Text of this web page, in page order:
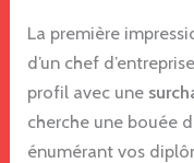
La première
d’un chef
profil avec une
cherche une bouée
énumérant vos